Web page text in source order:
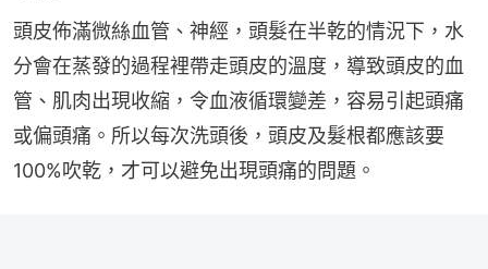
頭皮佈滿微絲血管、神經，頭髮在半乾的情況下，水
分會在蒸發的過程裡帶走頭皮的溫度，導致頭皮的血
管、肌肉出現收縮，令血液循環變差，容易引起頭痛
或偏頭痛。所以每次洗頭後，頭皮及髮根都應該要
100%吹乾，才可以避免出現頭痛的問題。